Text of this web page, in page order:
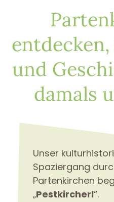
und
damals
Unser
Spaziergang
Partenkirchen
„Pestkircherl“.